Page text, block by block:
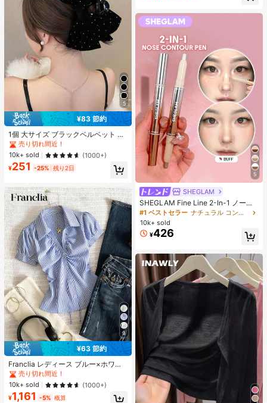
5
¥83 節約
1個 大サイズ ブラックベルベット リ
ボン ヘアクリップ クリスタルライン
ストーン装飾付き、エレガントな二
重レイヤー フロック加工リボン レデ
ィース用
#1 ベストセラー
ポリエステル 髪の爪
売り切れ間近！
#1 ベストセラー
ポリエステル 髪の爪
売り切れ間近！
#1 ベストセラー
ポリエステル 髪の爪
売り切れ間近！
#1 ベストセラー
ポリエステル 髪の爪
売り切れ間近！
10k+ sold (1000+)
¥251 -25% 残り2日
9
¥63 節約
Franclia レディース ブルー×ホワイ
ト ストライプ ボタン付きシャーリン
グ Vネックシャツ 夏向け エフォート
レスシック ブラウス 通学・新学期向
け 春カジュアル
#1 ベストセラー
に ファブリック 柔らかなオフィスブラウス
売り切れ間近！
#1 ベストセラー
に ファブリック 柔らかなオフィスブラウス
売り切れ間近！
#1 ベストセラー
に ファブリック 柔らかなオフィスブラウス
売り切れ間近！
#1 ベストセラー
売り切れ間近！
10k+ sold (1000+)
¥1,161 -5% 概算
5
SHEGLAM
SHEGLAM Fine Line 2-In-1 ノーズ
コンター&ハイライトペン-Buff ノー
ズシャドウ シェーディング 女性と女
の子のためのブランドビューティー
コスメメイクアップ
#1 ベストセラー
ナチュラル コントゥア＆ブロンザー
10k+ sold
¥426